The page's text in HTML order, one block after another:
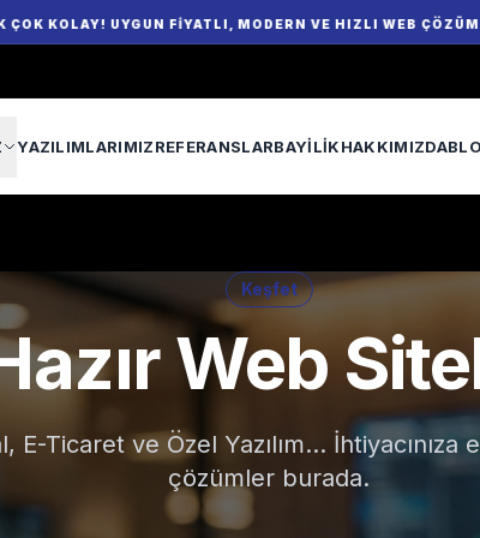
UYGUN FIYATLI, MODERN VE HIZLI WEB
YAZILIMLARIMIZREFERANSLARBAYILIKHAKKIMIZDA
Keşfet
Web
E-Ticaret ve Özel Yazılım... İhtiyacınıza
çözümler burada.